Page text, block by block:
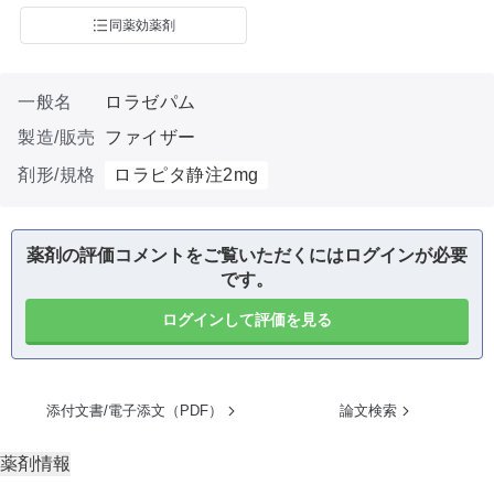
同薬効薬剤
一般名
ロラゼパム
製造/販売
ファイザー
剤形/規格
ロラピタ静注2mg
薬剤の評価コメントをご覧いただくにはログインが必要
です。
ログインして評価を見る
添付文書/電子添文（PDF） 論文検索
薬剤情報